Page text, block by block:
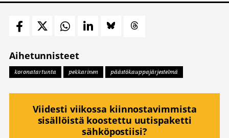
Aihetunnisteet
koronatartunta pekkarinen päästökauppajärjestelmä
Viidesti viikossa kiinnostavimmista
sisällöistä koostettu uutispaketti
sähköpostiisi?